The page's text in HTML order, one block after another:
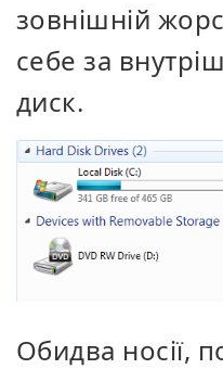
зовнішній
себе за
диск.
Обидва носії,